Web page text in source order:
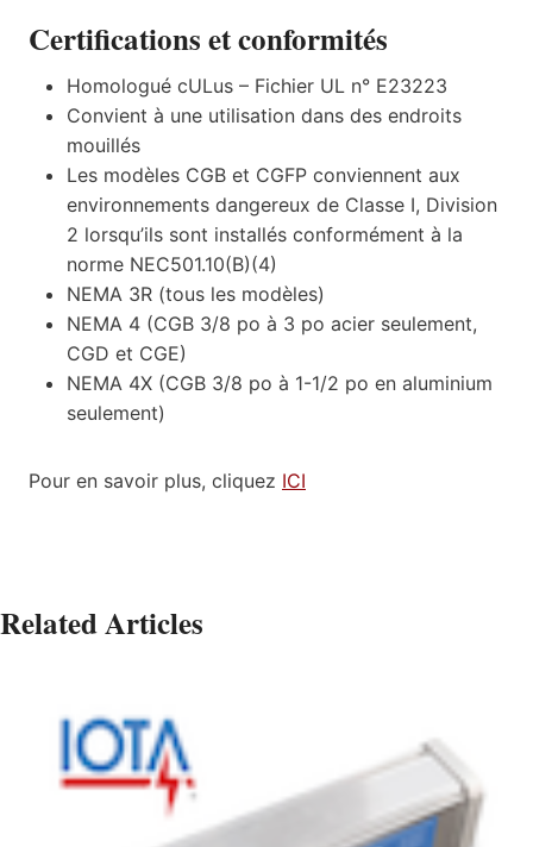
Certifications et conformités
Homologué cULus – Fichier UL n° E23223
Convient à une utilisation dans des endroits
mouillés
Les modèles CGB et CGFP conviennent aux
environnements dangereux de Classe I, Division
2 lorsqu’ils sont installés conformément à la
norme NEC501.10(B)(4)
NEMA 3R (tous les modèles)
NEMA 4 (CGB 3/8 po à 3 po acier seulement,
CGD et CGE)
NEMA 4X (CGB 3/8 po à 1-1/2 po en aluminium
seulement)
Pour en savoir plus, cliquez ICI
Related Articles